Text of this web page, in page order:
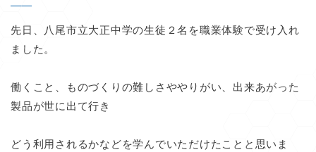
先日、八尾市立大正中学の生徒２名を職業体験で受け入れ
ました。
働くこと、ものづくりの難しさややりがい、出来あがった
製品が世に出て行き
どう利用されるかなどを学んでいただけたことと思いま